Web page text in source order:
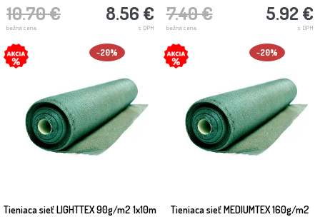
10.70 €
bežná cena
8.56 €
s DPH
7.40 €
bežná cena
5.92 €
s DPH
Tieniaca sieť LIGHTTEX 90g/m2 1x10m
-20%
Tieniaca sieť MEDIUMTEX 160g/m2
-20%